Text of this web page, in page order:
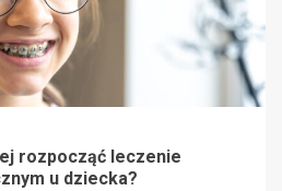
rozpocząć leczenie
u dziecka?